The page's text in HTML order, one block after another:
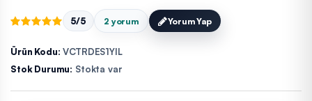
5/5 2 yorum Yorum Yap
Ürün Kodu: VCTRDES1YIL
Stok Durumu: Stokta var